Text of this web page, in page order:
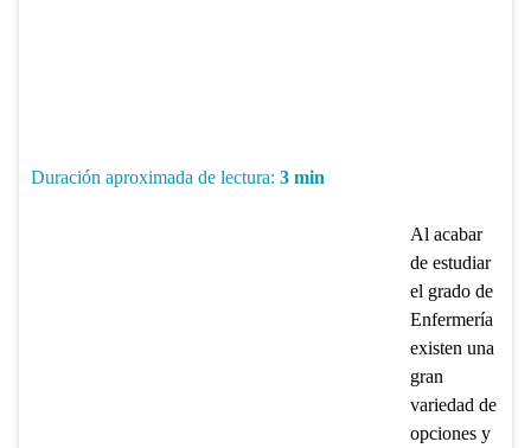
Duración aproximada de lectura: 3 min
Al acabar
de estudiar
el grado de
Enfermería
existen una
gran
variedad de
opciones y